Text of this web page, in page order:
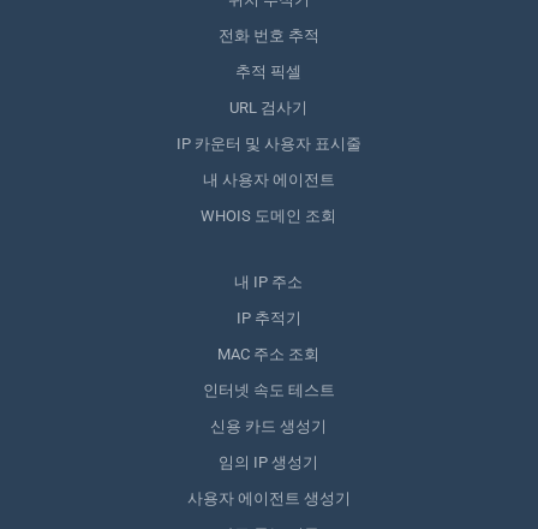
전화 번호 추적
추적 픽셀
URL 검사기
IP 카운터 및 사용자 표시줄
내 사용자 에이전트
WHOIS 도메인 조회
내 IP 주소
IP 추적기
MAC 주소 조회
인터넷 속도 테스트
신용 카드 생성기
임의 IP 생성기
사용자 에이전트 생성기